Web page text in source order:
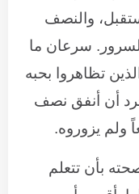
والنصف
سرعان ما
تظاهروا بحبه
أن أنفق نصف
ولم يزوروه.
بأن تتعلم